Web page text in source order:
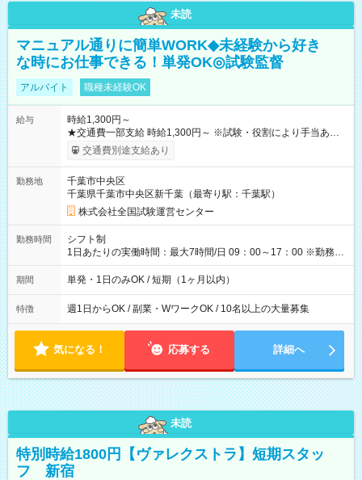
未読
マニュアル通りに簡単WORK◆未経験から好き
な時にお仕事できる！単発OK◎試験監督
アルバイト 職種未経験OK
給与
時給1,300円～
★交通費一部支給 時給1,300円～ ※試験・役割により手当あり
※勤務回数により昇給あり 【即給（前払い）オプションあ
り！】 希望される場合、勤務から1週間ほどで給与の一部を受け
例】 ・河合塾模擬試験 8:30～17:30（休憩1時間） 時給1,300円
×8時間＝日収10,400円＋交通費 ※当日の役割により時給＋100
円の場合あり ・国家試験 7:00～13:30（休憩なし） 時給1,300
円（役割手当＋100円）×6時間＝日収8,400円＋交通費 【試用期
間】試用期間なし
交通費別途支給あり
勤務地
千葉市中央区
千葉県千葉市中央区新千葉（最寄り駅：千葉駅）
株式会社全国試験運営センター
勤務時間
シフト制
1日あたりの実働時間：最大7時間/日 09：00～17：00 ※勤務時
間は 試験により異なります。
期間 単発・1日のみOK / 短期（1ヶ月以内）
特徴 週1日からOK / 副業・WワークOK / 10名以上の大量募集
気になる！ 応募する 詳細へ
未読
特別時給1800円【ヴァレクストラ】短期スタッ
フ 新宿